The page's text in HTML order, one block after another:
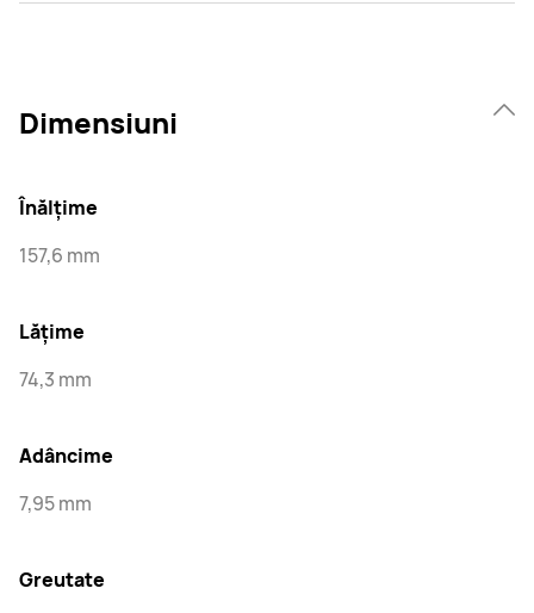
Dimensiuni
Înălțime
157,6 mm
Lățime
74,3 mm
Adâncime
7,95 mm
Greutate